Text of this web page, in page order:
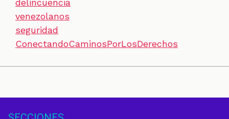
delincuencia
venezolanos
seguridad
ConectandoCaminosPorLosDerechos